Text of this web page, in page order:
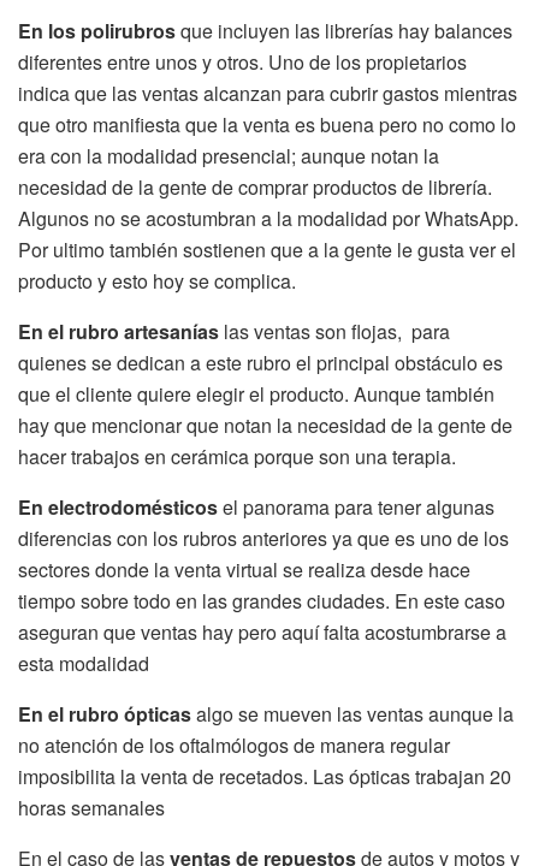
En los polirubrosque incluyen las librerías hay balances
diferentes entre unos y otros. Uno de los propietarios
indica que las ventas alcanzan para cubrir gastos mientras
que otro manifiesta que la venta es buena pero no como lo
era con la modalidad presencial; aunque notan la
necesidad de la gente de comprar productos de librería.
Algunos no se acostumbran a la modalidad por WhatsApp.
Por ultimo también sostienen que a la gente le gusta ver el
producto y esto hoy se complica.
En el rubro artesanías las ventas son flojas, para
quienes se dedican a este rubro el principal obstáculo es
que el cliente quiere elegir el producto. Aunque también
hay que mencionar que notan la necesidad de la gente de
hacer trabajos en cerámica porque son una terapia.
En electrodomésticosel panorama para tener algunas
diferencias con los rubros anteriores ya que es uno de los
sectores donde la venta virtual se realiza desde hace
tiempo sobre todo en las grandes ciudades. En este caso
aseguran que ventas hay pero aquí falta acostumbrarse a
esta modalidad
En el rubro ópticasalgo se mueven las ventas aunque la
no atención de los oftalmólogos de manera regular
imposibilita la venta de recetados. Las ópticas trabajan 20
horas semanales
En el caso de lasventas de repuestosde autos y motos y